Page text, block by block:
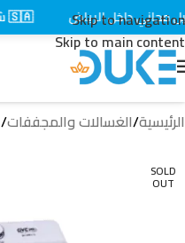
Skip to navigation
Skip to main content
الرئيسية/الغسالات والمجففات/
SOLD
OUT
داخل الرياض 🇸🇦 شركة دوك الوكيل المعتمد بالسعودية